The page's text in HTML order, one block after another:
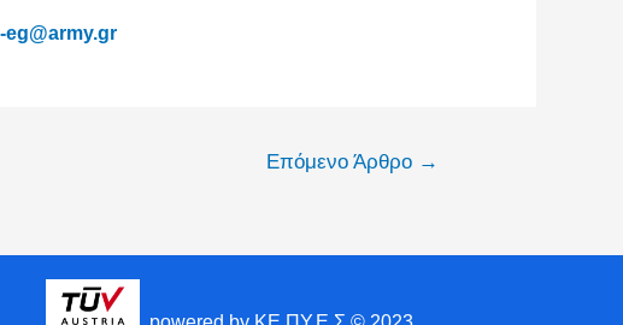
Επόμενο Άρθρο →